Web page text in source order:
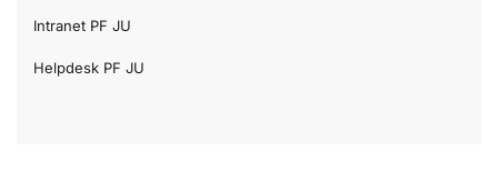
Intranet PF JU
Helpdesk PF JU